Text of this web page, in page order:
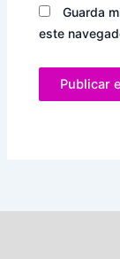
Guarda
este